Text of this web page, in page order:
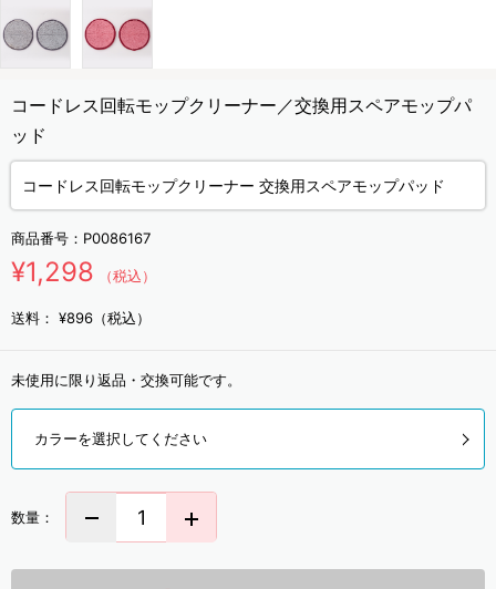
コードレス回転モップクリーナー／交換用スペアモップパ
ッド
コードレス回転モップクリーナー 交換用スペアモップパッド
商品番号： P0086167
¥1,298 （税込）
送料： ¥896（税込）
未使用に限り返品・交換可能です。
カラーを選択してください
数量：